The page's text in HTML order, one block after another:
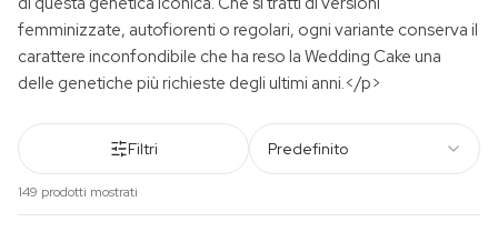
femminizzate, autofiorenti o regolari, ogni variante conserva il
carattere inconfondibile che ha reso la Wedding Cake una
delle genetiche più richieste degli ultimi anni.</p>
Filtri Predefinito
149 prodotti mostrati